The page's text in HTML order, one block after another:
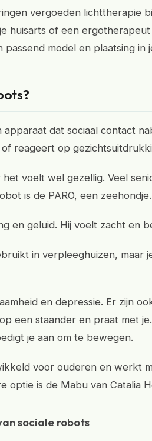
vergoeden lichttherapie
huisarts of een ergotherapeut
model en plaatsing in
apparaat dat sociaal contact
reageert op
het voelt wel gezellig. Veel
is de PARO, een zeehondje.
en geluid. Hij voelt zacht en
in verpleeghuizen, maar
en depressie. Er zijn
een staander en praat met
je aan om te bewegen.
voor ouderen en werkt
optie is de Mabu van Catalia
sociale robots